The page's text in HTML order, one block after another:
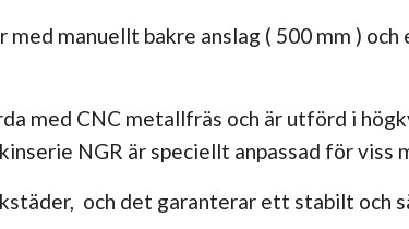
med manuellt bakre anslag ( 500 mm )
med CNC metallfräs och är utförd i
NGR är speciellt anpassad för viss
och det garanterar ett stabilt och